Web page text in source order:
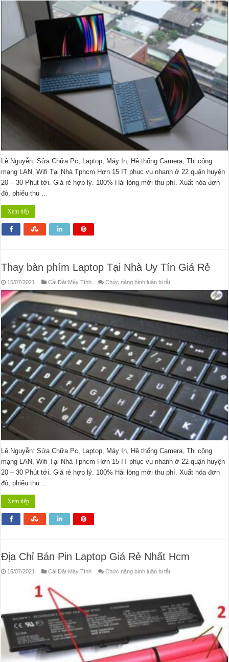
Màn
Hình
Laptop
Tại
Nhà
Hcm
–
Dịch
Vụ
Tận
Nơi
Lê Nguyễn: Sửa Chữa Pc, Laptop, Máy In, Hệ thống Camera, Thi công
mạng LAN, Wifi Tại Nhà Tphcm Hơn 15 IT phục vụ nhanh ở 22 quận huyện
20 – 30 Phút tới. Giá rẻ hợp lý. 100% Hài lòng mới thu phí. Xuất hóa đơn
đỏ, phiếu thu …
Xem tiếp
Thay bàn phím Laptop Tại Nhà Uy Tín Giá Rẻ
15/07/2021 Cài Đặt Máy Tính Chức năng bình luận bị tắtở
phím
Tại
Uy
Giá
Rẻ
Lê Nguyễn: Sửa Chữa Pc, Laptop, Máy In, Hệ thống Camera, Thi công
mạng LAN, Wifi Tại Nhà Tphcm Hơn 15 IT phục vụ nhanh ở 22 quận huyện
20 – 30 Phút tới. Giá rẻ hợp lý. 100% Hài lòng mới thu phí. Xuất hóa đơn
đỏ, phiếu thu …
Xem tiếp
Địa Chỉ Bán Pin Laptop Giá Rẻ Nhất Hcm
15/07/2021 Cài Đặt Máy Tính Chức năng bình luận bị tắtở
Pin
Giá
Rẻ
Nhất
Hcm